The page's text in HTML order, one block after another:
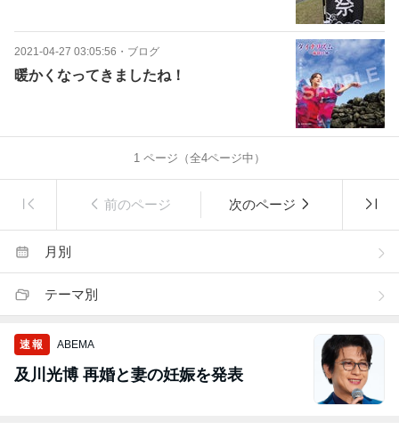
2021-04-27 03:05:56 ・ ブログ
暖かくなってきましたね！
1 ページ（全4ページ中）
前のページ 次のページ
月別
テーマ別
速報 ABEMA
及川光博 再婚と妻の妊娠を発表